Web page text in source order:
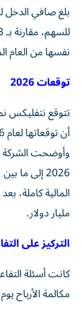
نفسها من العام
توقعات 2026
وأوضحت الشركة
مليار دولار.
التركيز على
كانت أسئلة
مكالمة الأرباح